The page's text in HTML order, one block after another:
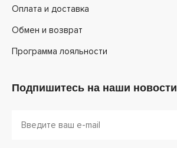
Оплата и доставка
Обмен и возврат
Программа лояльности
Подпишитесь на наши новости